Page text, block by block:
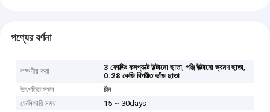
পণ্যের বর্ণনা
লক্ষণীয় করা 3 ফোল্ডিং কমপ্যাক্ট উল্টানো ছাতা,পঞ্জি উল্টানো ভ্রমণ ছাতা,
0.28 কেজি বিপরীত ভাঁজ ছাতা
উৎপত্তি স্থল
চীন
ডেলিভারি সময়
15 ~ 30days